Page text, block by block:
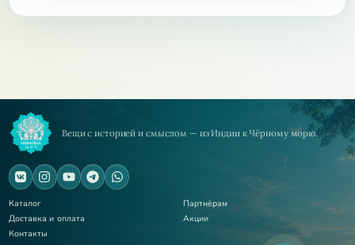
Вещи с историей и смыслом — из Индии к Чёрному морю.
Каталог
Партнёрам
Доставка и оплата
Акции
Контакты